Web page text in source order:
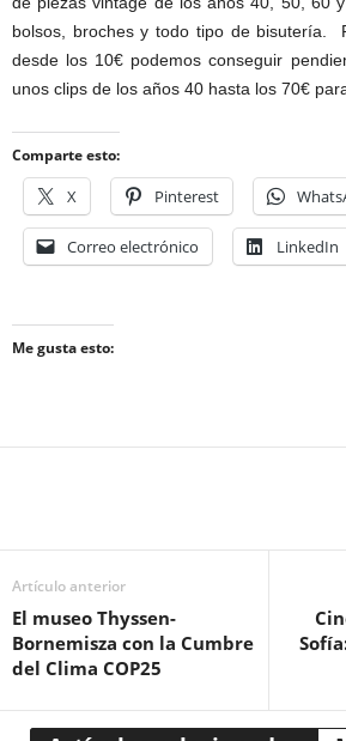
bolsos, broches y todo tipo de bisutería.
desde los 10€ podemos conseguir
unos clips de los años 40 hasta los 70€
Comparte esto:
X Pinterest
Correo electrónico LinkedIn
Me gusta esto:
Artículo anterior
El museo Thyssen-
Bornemisza con la Cumbre
del Clima COP25